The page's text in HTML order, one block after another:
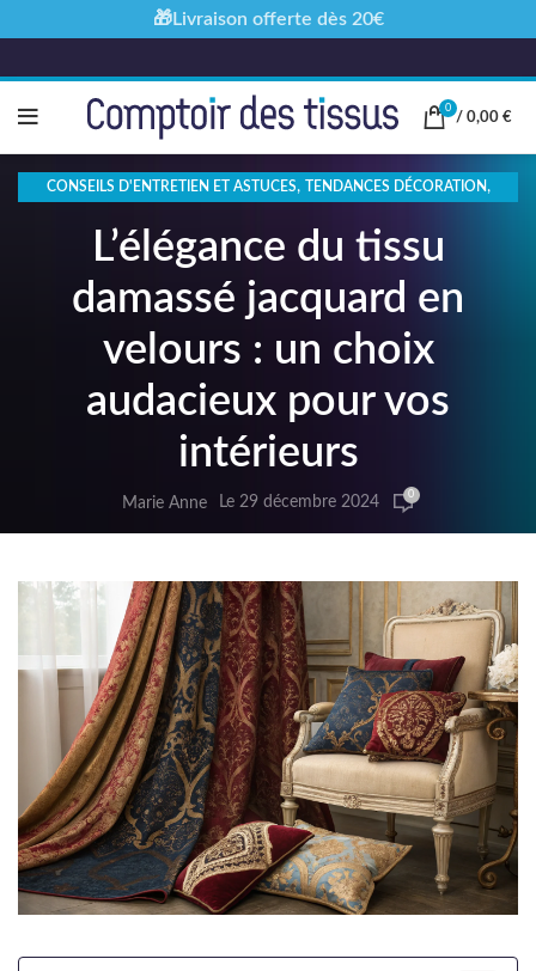
0
/ 0,00 €
CONSEILS D'ENTRETIEN ET ASTUCES, TENDANCES DÉCORATION,
L’élégance du tissu
damassé jacquard en
velours : un choix
audacieux pour vos
intérieurs
Marie Anne Le 29 décembre 2024 0
🎁Livraison offerte dès 20€